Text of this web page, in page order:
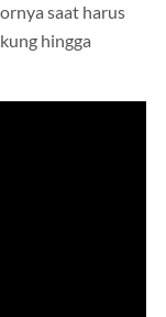
saat harus
hingga